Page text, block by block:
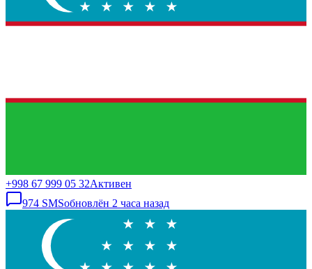
+998 67 999 05 32Активен
974 SMSобновлён 2 часа назад